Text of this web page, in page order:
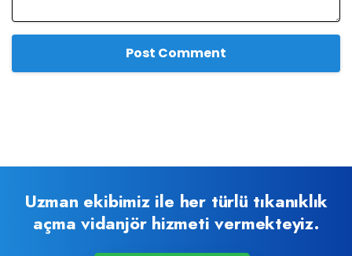
Uzman ekibimiz ile her türlü tıkanıklık
açma vidanjör hizmeti vermekteyiz.